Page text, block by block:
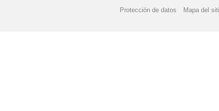
Protección de datos Mapa del